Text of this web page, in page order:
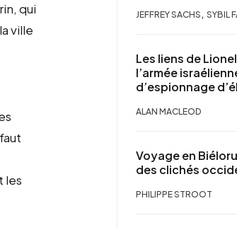
qui
ville
les
JEFFREY SACHS , SYBIL
Les liens de
l’armée
d’espionnage
ALAN MACLEOD
Voyage en
des clichés
PHILIPPE STROOT